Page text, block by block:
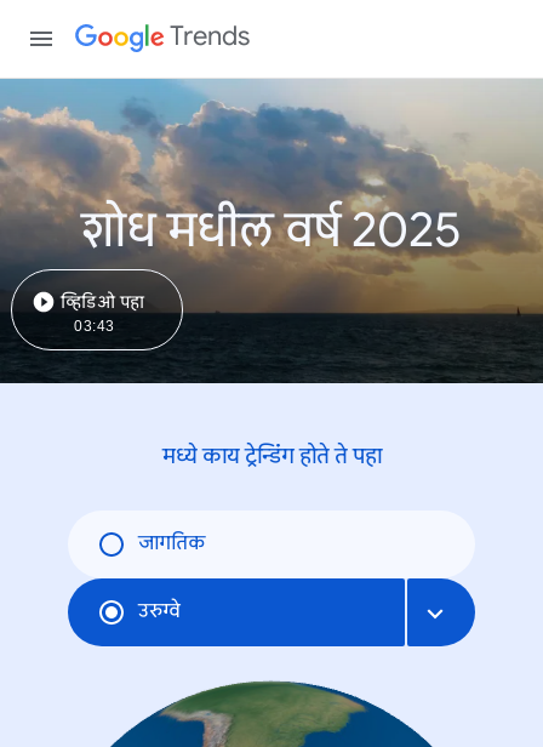
Trends
शोध मधील वर्ष 2025
व्हिडिओ पहा
03:43
मध्ये काय ट्रेन्डिंंग होते ते पहा
जागतिक
उरुग्वे